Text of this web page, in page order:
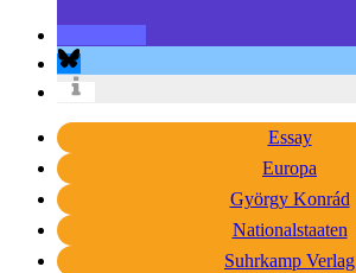
Essay
Europa
György Konrád
Nationalstaaten
Suhrkamp Verlag